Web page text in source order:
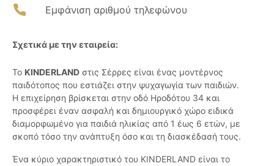
Εμφάνιση αριθμού τηλεφώνου
Σχετικά με την εταιρεία:
Το KINDERLAND στις Σέρρες είναι ένας μοντέρνος
παιδότοπος που εστιάζει στην ψυχαγωγία των παιδιών.
Η επιχείρηση βρίσκεται στην οδό Ηροδότου 34 και
προσφέρει έναν ασφαλή και δημιουργικό χώρο ειδικά
διαμορφωμένο για παιδιά ηλικίας από 1 έως 6 ετών, με
σκοπό τόσο την ανάπτυξη όσο και τη διασκέδασή τους.
Ένα κύριο χαρακτηριστικό του KINDERLAND είναι το